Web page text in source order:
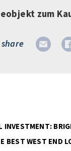
INVESTMENT:
BEST WEST END